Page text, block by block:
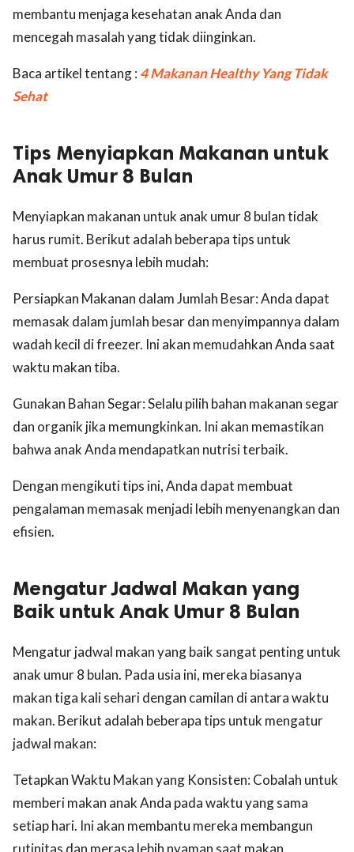
membantu menjaga kesehatan anak Anda dan
mencegah masalah yang tidak diinginkan.
Baca artikel tentang : 4 Makanan Healthy Yang Tidak
Sehat
Tips Menyiapkan Makanan untuk
Anak Umur 8 Bulan
Menyiapkan makanan untuk anak umur 8 bulan tidak
harus rumit. Berikut adalah beberapa tips untuk
membuat prosesnya lebih mudah:
Persiapkan Makanan dalam Jumlah Besar: Anda dapat
memasak dalam jumlah besar dan menyimpannya dalam
wadah kecil di freezer. Ini akan memudahkan Anda saat
waktu makan tiba.
Gunakan Bahan Segar: Selalu pilih bahan makanan segar
dan organik jika memungkinkan. Ini akan memastikan
bahwa anak Anda mendapatkan nutrisi terbaik.
Dengan mengikuti tips ini, Anda dapat membuat
pengalaman memasak menjadi lebih menyenangkan dan
efisien.
Mengatur Jadwal Makan yang
Baik untuk Anak Umur 8 Bulan
Mengatur jadwal makan yang baik sangat penting untuk
anak umur 8 bulan. Pada usia ini, mereka biasanya
makan tiga kali sehari dengan camilan di antara waktu
makan. Berikut adalah beberapa tips untuk mengatur
jadwal makan:
Tetapkan Waktu Makan yang Konsisten: Cobalah untuk
memberi makan anak Anda pada waktu yang sama
setiap hari. Ini akan membantu mereka membangun
rutinitas dan merasa lebih nyaman saat makan.